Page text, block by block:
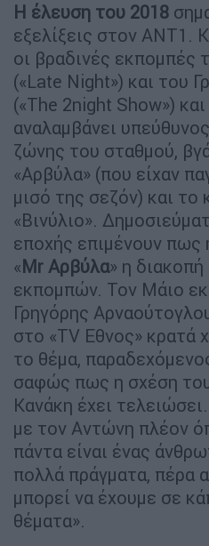
Η έλευση του 2018
εξελίξεις στον ΑΝΤ1.
οι βραδινές εκπομπές
(«Late Night») και του
(«Τhe 2night Show»)
αναλαμβάνει
ζώνης του σταθμού,
«Αρβύλα» (που είχαν
μισό της σεζόν) και το
«Βινύλιο».
εποχής επιμένουν
« Μr Αρβύλα» η
εκπομπών. Τον Μάιο
Γρηγόρης
στο «TV Εθνος» κρατά
το θέμα,
σαφώς πως η σχέση
Κανάκη έχει
με τον Αντώνη πλέον
πάντα είναι ένας
πολλά πράγματα, πέρα
μπορεί να έχουμε σε
θέματα».